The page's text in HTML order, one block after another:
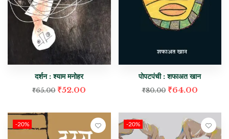
दर्शन : श्याम मनोहर
₹65.00 ₹52.00
पोपटपंची : शफाअत खान
₹80.00 ₹64.00
-20% -20%